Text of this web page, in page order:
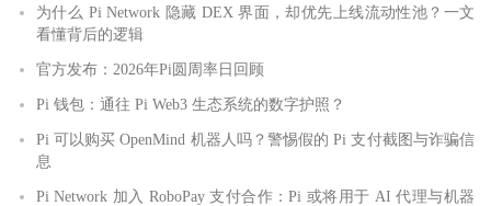
为什么 Pi Network 隐藏 DEX 界面，却优先上线流动性池？一文
看懂背后的逻辑
官方发布：2026年Pi圆周率日回顾
Pi 钱包：通往 Pi Web3 生态系统的数字护照？
Pi 可以购买 OpenMind 机器人吗？警惕假的 Pi 支付截图与诈骗信
息
Pi Network 加入 RoboPay 支付合作：Pi 或将用于 AI 代理与机器